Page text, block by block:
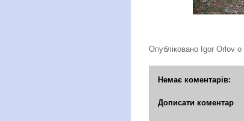
Опубліковано Igor Orlov о
Немає коментарів:
Дописати коментар